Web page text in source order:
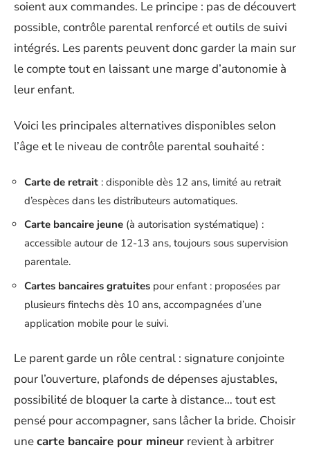
soient aux commandes. Le principe : pas de découvert
possible, contrôle parental renforcé et outils de suivi
intégrés. Les parents peuvent donc garder la main sur
le compte tout en laissant une marge d’autonomie à
leur enfant.
Voici les principales alternatives disponibles selon
l’âge et le niveau de contrôle parental souhaité :
Carte de retrait : disponible dès 12 ans, limité au retrait
d’espèces dans les distributeurs automatiques.
Carte bancaire jeune (à autorisation systématique) :
accessible autour de 12-13 ans, toujours sous supervision
parentale.
Cartes bancaires gratuites pour enfant : proposées par
plusieurs fintechs dès 10 ans, accompagnées d’une
application mobile pour le suivi.
Le parent garde un rôle central : signature conjointe
pour l’ouverture, plafonds de dépenses ajustables,
possibilité de bloquer la carte à distance… tout est
pensé pour accompagner, sans lâcher la bride. Choisir
unecarte bancaire pour mineur revient à arbitrer